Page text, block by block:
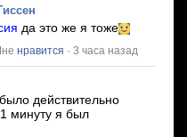
да это же я тоже
нравится · 3 часа назад
действительно
минуту я был